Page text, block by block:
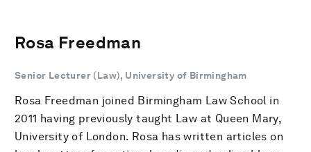
Rosa Freedman
Senior Lecturer (Law), University of Birmingham
Rosa Freedman joined Birmingham Law School in
2011 having previously taught Law at Queen Mary,
University of London. Rosa has written articles on